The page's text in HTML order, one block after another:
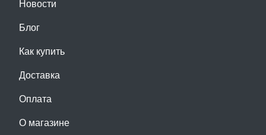
Новости
Блог
Как купить
Доставка
Оплата
О магазине